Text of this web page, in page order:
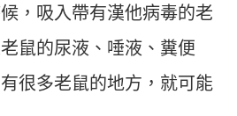
，吸入帶有漢他病毒的老
鼠的尿液、唾液、糞便
很多老鼠的地方，就可能